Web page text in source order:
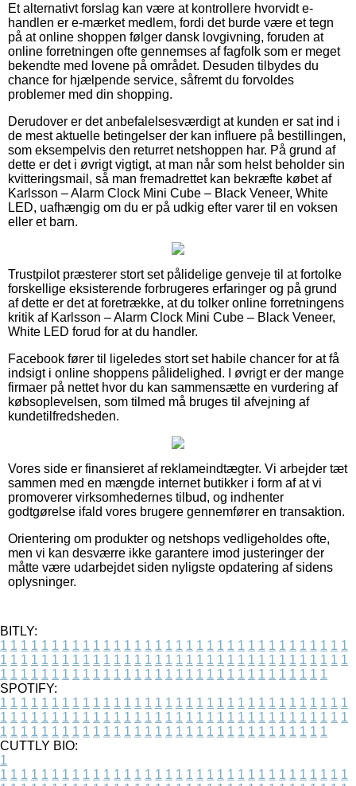
Et alternativt forslag kan være at kontrollere hvorvidt e-
handlen er e-mærket medlem, fordi det burde være et tegn
på at online shoppen følger dansk lovgivning, foruden at
online forretningen ofte gennemses af fagfolk som er meget
bekendte med lovene på området. Desuden tilbydes du
chance for hjælpende service, såfremt du forvoldes
problemer med din shopping.
Derudover er det anbefalelsesværdigt at kunden er sat ind i
de mest aktuelle betingelser der kan influere på bestillingen,
som eksempelvis den returret netshoppen har. På grund af
dette er det i øvrigt vigtigt, at man når som helst beholder sin
kvitteringsmail, så man fremadrettet kan bekræfte købet af
Karlsson – Alarm Clock Mini Cube – Black Veneer, White
LED, uafhængig om du er på udkig efter varer til en voksen
eller et barn.
Trustpilot præsterer stort set pålidelige genveje til at fortolke
forskellige eksisterende forbrugeres erfaringer og på grund
af dette er det at foretrække, at du tolker online forretningens
kritik af Karlsson – Alarm Clock Mini Cube – Black Veneer,
White LED forud for at du handler.
Facebook fører til ligeledes stort set habile chancer for at få
indsigt i online shoppens pålidelighed. I øvrigt er der mange
firmaer på nettet hvor du kan sammensætte en vurdering af
købsoplevelsen, som tilmed må bruges til afvejning af
kundetilfredsheden.
Vores side er finansieret af reklameindtægter. Vi arbejder tæt
sammen med en mængde internet butikker i form af at vi
promoverer virksomhedernes tilbud, og indhenter
godtgørelse ifald vores brugere gennemfører en transaktion.
Orientering om produkter og netshops vedligeholdes ofte,
men vi kan desværre ikke garantere imod justeringer der
måtte være udarbejdet siden nyligste opdatering af sidens
oplysninger.
BITLY:
1 1 1 1 1 1 1 1 1 1 1 1 1 1 1 1 1 1 1 1 1 1 1 1 1 1 1 1 1 1 1 1 1 1
1 1 1 1 1 1 1 1 1 1 1 1 1 1 1 1 1 1 1 1 1 1 1 1 1 1 1 1 1 1 1 1 1 1
1 1 1 1 1 1 1 1 1 1 1 1 1 1 1 1 1 1 1 1 1 1 1 1 1 1 1 1 1 1 1 1
SPOTIFY:
1 1 1 1 1 1 1 1 1 1 1 1 1 1 1 1 1 1 1 1 1 1 1 1 1 1 1 1 1 1 1 1 1 1
1 1 1 1 1 1 1 1 1 1 1 1 1 1 1 1 1 1 1 1 1 1 1 1 1 1 1 1 1 1 1 1 1 1
1 1 1 1 1 1 1 1 1 1 1 1 1 1 1 1 1 1 1 1 1 1 1 1 1 1 1 1 1 1 1 1
CUTTLY BIO:
1
1 1 1 1 1 1 1 1 1 1 1 1 1 1 1 1 1 1 1 1 1 1 1 1 1 1 1 1 1 1 1 1 1 1